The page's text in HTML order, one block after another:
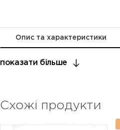
Опис та характеристики
показати більше
Схожі продукти